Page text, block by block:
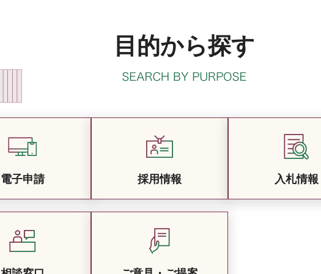
目的から探す
電子申請 採用情報 入札情報